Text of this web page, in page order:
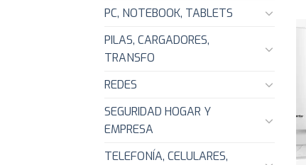
PC, NOTEBOOK, TABLETS
PILAS, CARGADORES,
TRANSFO
REDES
SEGURIDAD HOGAR Y
EMPRESA
TELEFONÍA, CELULARES,